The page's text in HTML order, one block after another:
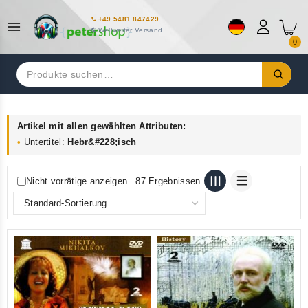
+49 5481 847429
Weltweiter Versand
0
Suchen
nach:
Artikel mit allen gewählten Attributen:
Untertitel: Hebr&#228;isch
Nicht vorrätige anzeigen 87 Ergebnissen